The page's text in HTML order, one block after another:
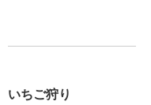
いちご狩り